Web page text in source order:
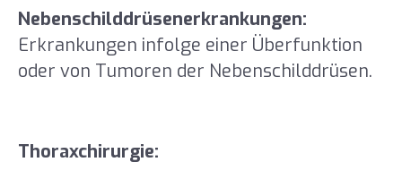
Nebenschilddrüsenerkrankungen:
Erkrankungen infolge einer Überfunktion
oder von Tumoren der Nebenschilddrüsen.
Thoraxchirurgie: